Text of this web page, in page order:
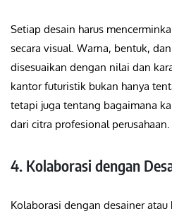
Setiap desain harus
secara visual. Warna, bentuk,
disesuaikan dengan nilai dan
kantor futuristik bukan hanya
tetapi juga tentang bagaimana
dari citra profesional perusahaan.
4. Kolaborasi dengan
Kolaborasi dengan desainer